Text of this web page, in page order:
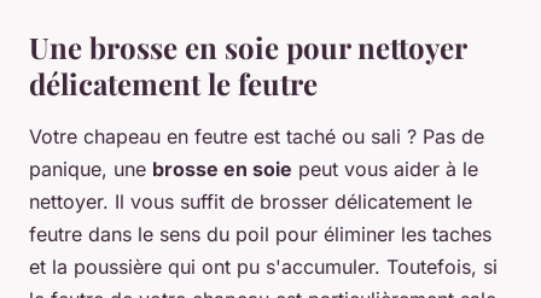
Une brosse en soie pour nettoyer
délicatement le feutre
Votre chapeau en feutre est taché ou sali ? Pas de
panique, une brosse en soie peut vous aider à le
nettoyer. Il vous suffit de brosser délicatement le
feutre dans le sens du poil pour éliminer les taches
et la poussière qui ont pu s'accumuler. Toutefois, si